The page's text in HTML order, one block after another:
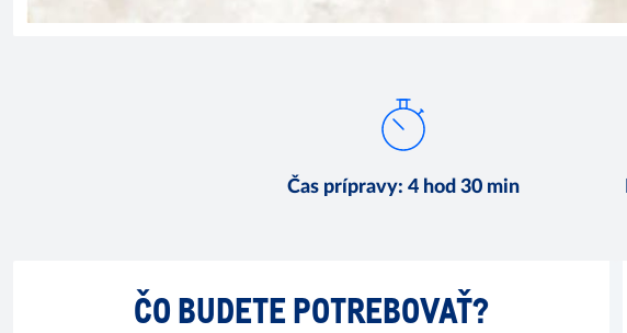
Čas prípravy:4 hod 30 min
ČO BUDETE POTREBOVAŤ?